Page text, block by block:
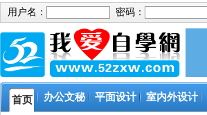
用户名： 密码：
首页 办公文秘 平面设计 室内外设计